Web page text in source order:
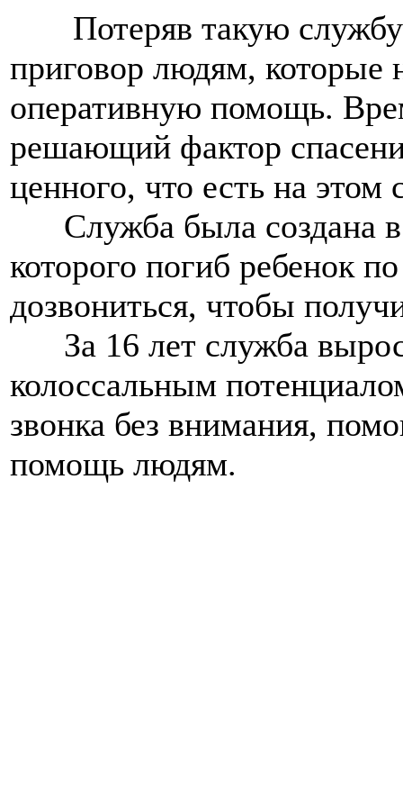
Потеряв такую службу
приговор людям, которые
оперативную помощь.
решающий фактор
ценного, что есть на этом
Служба была создана в
которого погиб ребенок
дозвониться, чтобы
За 16 лет служба
колоссальным
звонка без внимания,
помощь людям.